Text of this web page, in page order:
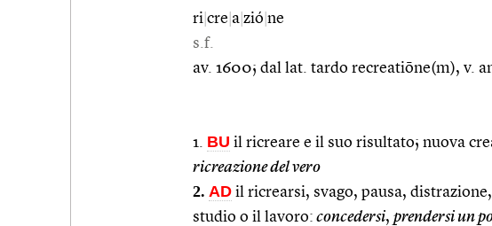
ri cre a zió ne
s.f.
av. 1600; dal lat. tardo recreatiōne(m), v.
1. BU il ricreare e il suo risultato; nuova
ricreazione del vero
2. AD il ricrearsi, svago, pausa,
studio o il lavoro: concedersi, prendersi un